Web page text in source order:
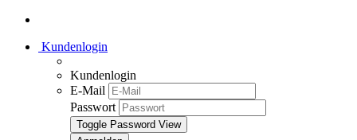
Kundenlogin
Kundenlogin
E-Mail
Passwort
Toggle Password View